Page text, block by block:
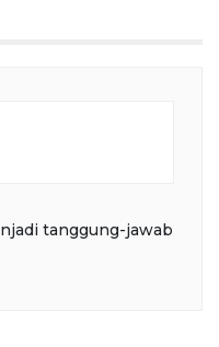
tanggung-jawab